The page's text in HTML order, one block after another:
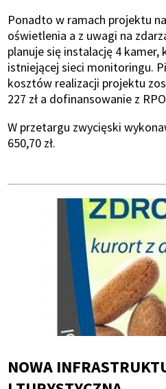
Ponadto w ramach projektu
oświetlenia a z uwagi na
planuje się instalację 4
istniejącej sieci monitoringu.
kosztów realizacji projektu
227 zł a dofinansowanie z
W przetargu zwycięski
650,70 zł.
NOWA